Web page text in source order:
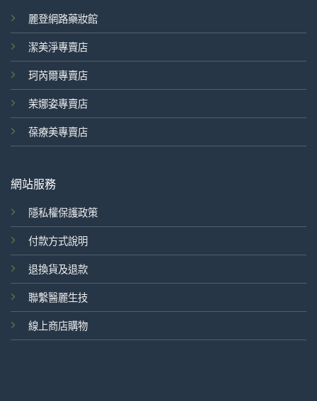
麗登網路藥妝館
潔美淨專賣店
珂芮爾專賣店
茉娜姿專賣店
葆療美專賣店
網站服務
隱私權保護政策
付款方式說明
退換貨及退款
聯繫醫麗生技
線上商店購物